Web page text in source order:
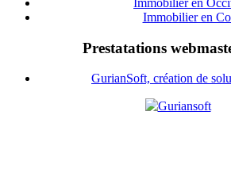
Immobilier en
Prestatations
GurianSoft, création de